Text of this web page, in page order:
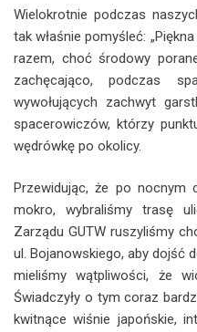
Wielokrotnie podczas
tak właśnie pomyśleć:
razem, choć środowy
zachęcająco, podczas
wywołujących zachwyt
spacerowiczów, którzy
wędrówkę po okolicy.
Przewidując, że po
mokro, wybraliśmy trasę
Zarządu GUTW ruszyliśmy
ul. Bojanowskiego, aby dojść
mieliśmy wątpliwości, że
Świadczyły o tym coraz
kwitnące wiśnie japońskie,